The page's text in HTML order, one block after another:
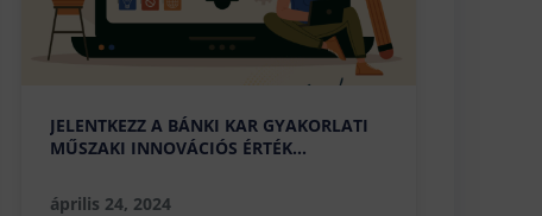
JELENTKEZZ A BÁNKI KAR GYAKORLATI
MŰSZAKI INNOVÁCIÓS ÉRTÉK
április 24, 2024